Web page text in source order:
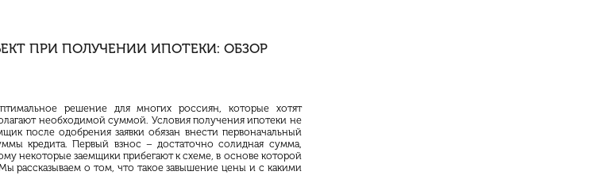
ПРИ ПОЛУЧЕНИИ ИПОТЕКИ: ОБЗОР
решение для многих россиян, которые хотят
необходимой суммой. Условия получения ипотеки не
после одобрения заявки обязан внести первоначальный
кредита. Первый взнос – достаточно солидная сумма,
некоторые заемщики прибегают к схеме, в основе которой
рассказываем о том, что такое завышение цены и с какими